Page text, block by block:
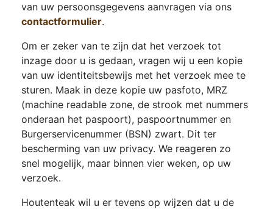
van uw persoonsgegevens aanvragen via ons
contactformulier.
Om er zeker van te zijn dat het verzoek tot
inzage door u is gedaan, vragen wij u een kopie
van uw identiteitsbewijs met het verzoek mee te
sturen. Maak in deze kopie uw pasfoto, MRZ
(machine readable zone, de strook met nummers
onderaan het paspoort), paspoortnummer en
Burgerservicenummer (BSN) zwart. Dit ter
bescherming van uw privacy. We reageren zo
snel mogelijk, maar binnen vier weken, op uw
verzoek.
Houtenteak wil u er tevens op wijzen dat u de